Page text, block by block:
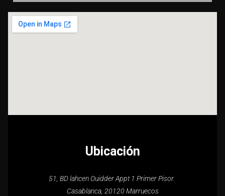
Ubicación
51, BD lahcen Ouidder Appt 1 Primer Pisor.
Casablanca, 20120 Marruecos